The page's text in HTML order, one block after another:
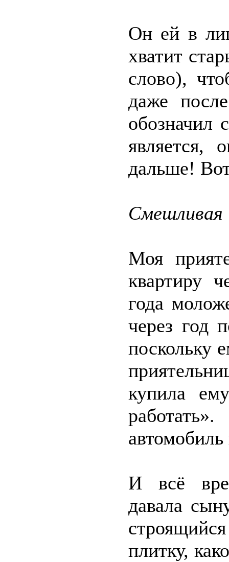
Он ей в
хватит
слово),
даже
обозначил
является,
дальше!
Смешливая
Моя
квартиру
года
через год
поскольку
купила
автомобиль
И всё
давала
плитку,